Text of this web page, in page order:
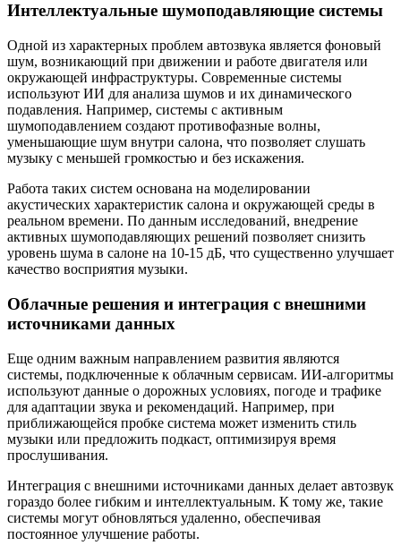
Интеллектуальные шумоподавляющие системы
Одной из характерных проблем автозвука является фоновый
шум, возникающий при движении и работе двигателя или
окружающей инфраструктуры. Современные системы
используют ИИ для анализа шумов и их динамического
подавления. Например, системы с активным
шумоподавлением создают противофазные волны,
уменьшающие шум внутри салона, что позволяет слушать
музыку с меньшей громкостью и без искажения.
Работа таких систем основана на моделировании
акустических характеристик салона и окружающей среды в
реальном времени. По данным исследований, внедрение
активных шумоподавляющих решений позволяет снизить
уровень шума в салоне на 10-15 дБ, что существенно улучшает
качество восприятия музыки.
Облачные решения и интеграция с внешними
источниками данных
Еще одним важным направлением развития являются
системы, подключенные к облачным сервисам. ИИ-алгоритмы
используют данные о дорожных условиях, погоде и трафике
для адаптации звука и рекомендаций. Например, при
приближающейся пробке система может изменить стиль
музыки или предложить подкаст, оптимизируя время
прослушивания.
Интеграция с внешними источниками данных делает автозвук
гораздо более гибким и интеллектуальным. К тому же, такие
системы могут обновляться удаленно, обеспечивая
постоянное улучшение работы.